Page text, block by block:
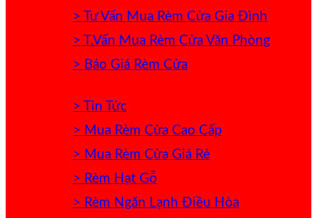
> Tư Vấn Mua Rèm Cửa Gia Đình
> T.Vấn Mua Rèm Cửa Văn Phòng
> Báo Giá Rèm Cửa
> Tin Tức
> Mua Rèm Cửa Cao Cấp
> Mua Rèm Cửa Giá Rẻ
> Rèm Hạt Gỗ
> Rèm Ngăn Lạnh Điều Hòa